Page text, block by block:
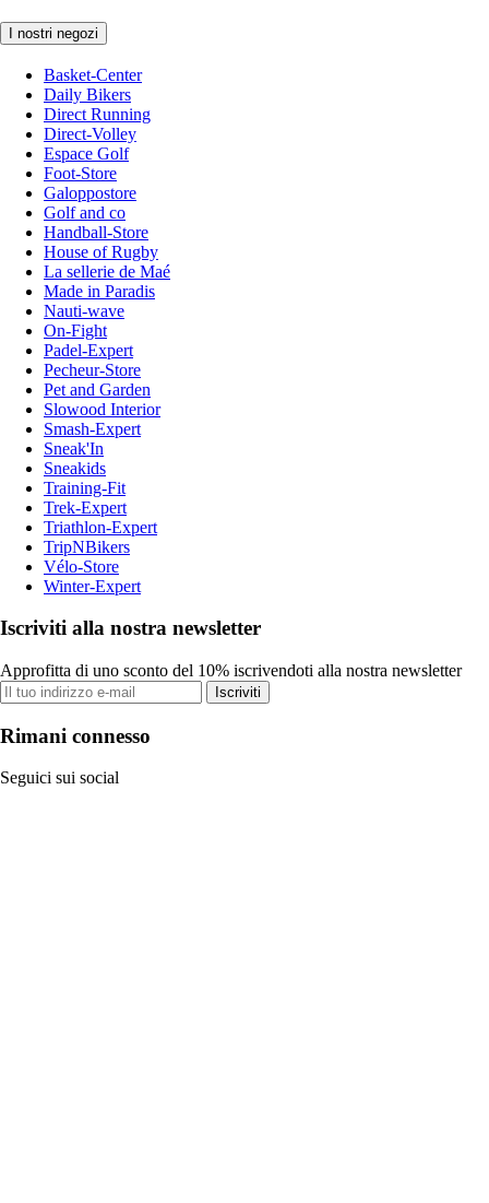
I nostri negozi
Basket-Center
Daily Bikers
Direct Running
Direct-Volley
Espace Golf
Foot-Store
Galoppostore
Golf and co
Handball-Store
House of Rugby
La sellerie de Maé
Made in Paradis
Nauti-wave
On-Fight
Padel-Expert
Pecheur-Store
Pet and Garden
Slowood Interior
Smash-Expert
Sneak'In
Sneakids
Training-Fit
Trek-Expert
Triathlon-Expert
TripNBikers
Vélo-Store
Winter-Expert
Iscriviti alla nostra newsletter
Approfitta di uno sconto del 10% iscrivendoti alla nostra newsletter
Iscriviti
Rimani connesso
Seguici sui social